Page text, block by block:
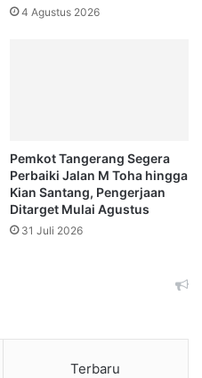
4 Agustus 2026
Pemkot Tangerang Segera
Perbaiki Jalan M Toha hingga
Kian Santang, Pengerjaan
Ditarget Mulai Agustus
31 Juli 2026
Terbaru